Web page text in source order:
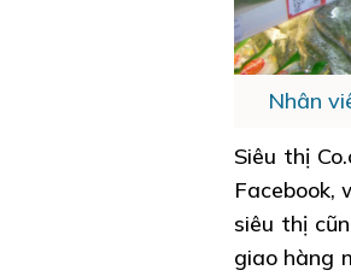
Nhân
Siêu thị
Facebook,
siêu thị
giao hàng